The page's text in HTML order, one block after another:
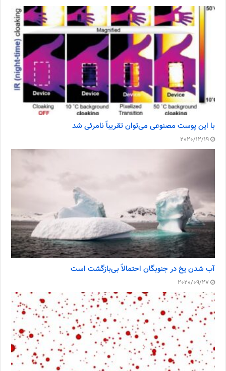
با این پوست مصنوعی می‌توان تقریباً نامرئی شد
2020/12/19
آب شدن یخ در جنوبگان احتمالاً بی‌بازگشت است
2020/09/27